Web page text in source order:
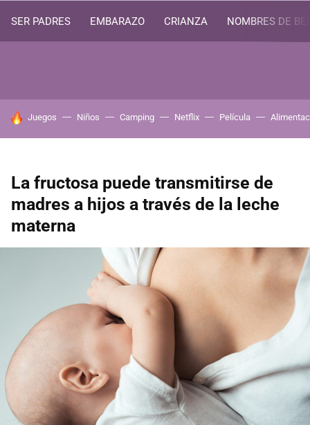
SER PADRES EMBARAZO CRIANZA NOMBRES DE
HOY SE HABLA DE
Juegos Niños Camping Netflix Película
La fructosa puede transmitirse de
madres a hijos a través de la leche
materna